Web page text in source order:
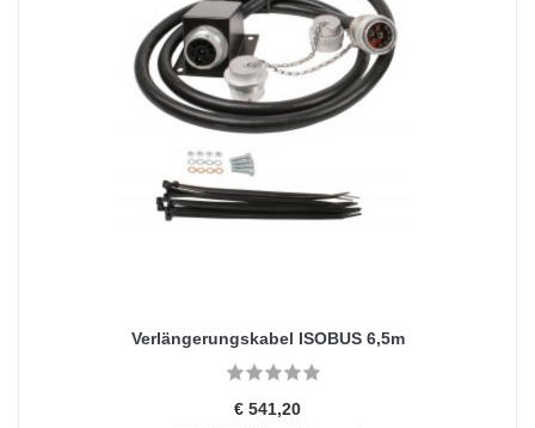
Verlängerungskabel ISOBUS 6,5m
€ 541,20